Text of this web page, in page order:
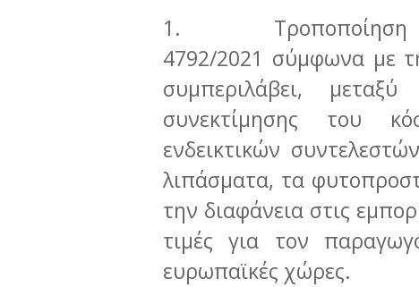
1. Τροποποίηση
4792/2021 σύμφωνα με
συμπεριλάβει,
συνεκτίμησης του
ενδεικτικών
λιπάσµατα, τα
την διαφάνεια στις
τιμές για τον
ευρωπαϊκές χώρες.